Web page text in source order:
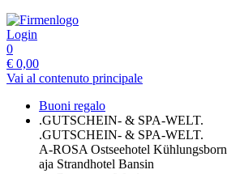
Login
0
€ 0,00
Vai al contenuto principale
Buoni regalo
.GUTSCHEIN- & SPA-WELT.
.GUTSCHEIN- & SPA-WELT.
A-ROSA Ostseehotel Kühlungsborn
aja Strandhotel Bansin